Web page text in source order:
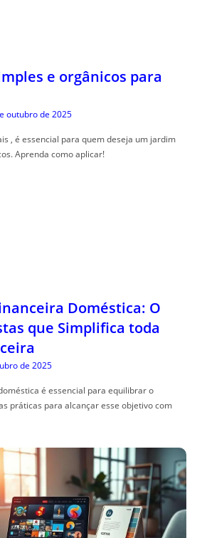
Doméstica: O
Usando PDFs e E-
de Forma Estratégica
outubro de 2025
e-books para tr, áfego: aprenda estratégias